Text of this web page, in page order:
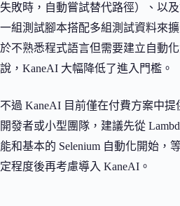
失敗時，自動嘗試替代路徑）、以
一組測試腳本搭配多組測試資料來
於不熟悉程式語言但需要建立自動
說，KaneAI 大幅降低了進入門檻。
不過 KaneAI 目前僅在付費方案中提
開發者或小型團隊，建議先從
能和基本的 Selenium 自動化開始，
定程度後再考慮導入 KaneAI。